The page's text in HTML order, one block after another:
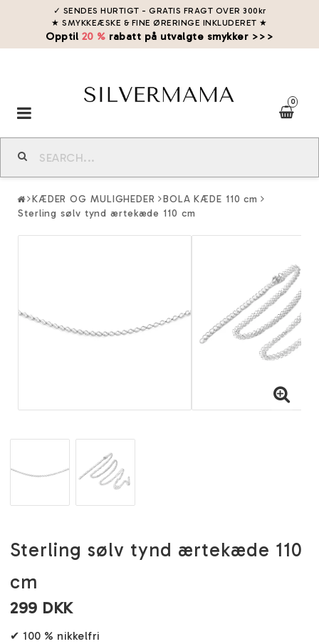
✓ SENDES HURTIGT - GRATIS FRAGT OVER 300kr
★ SMYKKEÆSKE & FINE ØRERINGE INKLUDERET ★
Opptil 20 % rabatt på utvalgte smykker >>>
0
Toggle
navigation
KÆDER OG MULIGHEDER
BOLA KÆDE 110 cm
Sterling sølv tynd ærtekæde 110 cm
Sterling sølv tynd ærtekæde 110
cm
299 DKK
✔ 100 % nikkelfri